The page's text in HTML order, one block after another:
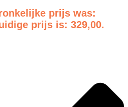
prijs was:
prijs is: 329,00.